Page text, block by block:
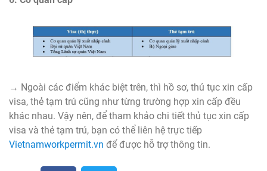
→ Ngoài các điểm khác biệt trên, thì hồ sơ, thủ tục xin cấp
visa, thẻ tạm trú cũng như từng trường hợp xin cấp đều
khác nhau. Vậy nên, để tham khảo chi tiết thủ tục xin cấp
visa và thẻ tạm trú, bạn có thể liên hệ trực tiếp
Vietnamworkpermit.vn để được hỗ trợ thông tin.